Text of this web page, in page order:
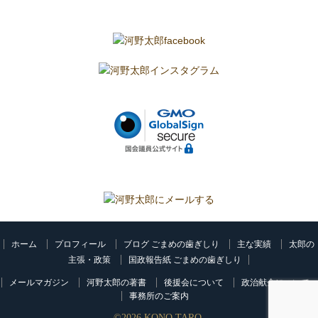
ホーム プロフィール ブログ ごまめの歯ぎしり 主な実績
太郎の
主張・政策
国政報告紙 ごまめの歯ぎしり
メールマガジン 河野太郎の著書 後援会について
政治献金について
事務所のご案内